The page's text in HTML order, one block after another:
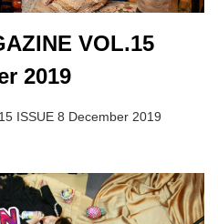
VOL.15
2019
ISSUE 8 December 2019